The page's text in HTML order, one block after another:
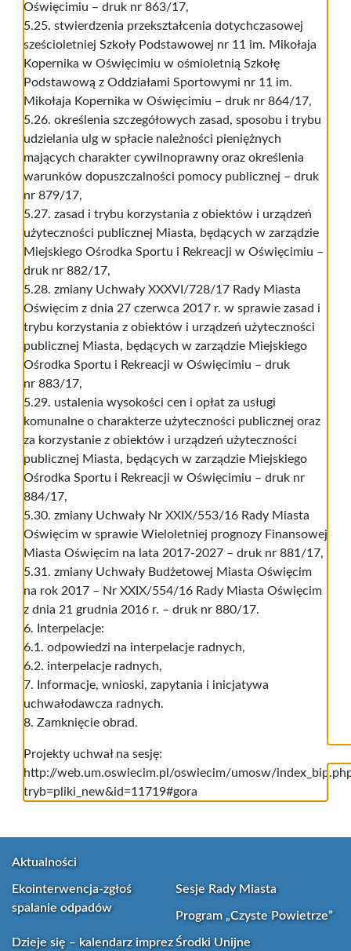
Oświęcimiu – druk nr 863/17,
5.25. stwierdzenia przekształcenia dotychczasowej
sześcioletniej Szkoły Podstawowej nr 11 im. Mikołaja
Kopernika w Oświęcimiu w ośmioletnią Szkołę
Podstawową z Oddziałami Sportowymi nr 11 im.
Mikołaja Kopernika w Oświęcimiu – druk nr 864/17,
5.26. określenia szczegółowych zasad, sposobu i trybu
udzielania ulg w spłacie należności pieniężnych
mających charakter cywilnoprawny oraz określenia
warunków dopuszczalności pomocy publicznej – druk
nr 879/17,
5.27. zasad i trybu korzystania z obiektów i urządzeń
użyteczności publicznej Miasta, będących w zarządzie
Miejskiego Ośrodka Sportu i Rekreacji w Oświęcimiu –
druk nr 882/17,
5.28. zmiany Uchwały XXXVI/728/17 Rady Miasta
Oświęcim z dnia 27 czerwca 2017 r. w sprawie zasad i
trybu korzystania z obiektów i urządzeń użyteczności
publicznej Miasta, będących w zarządzie Miejskiego
Ośrodka Sportu i Rekreacji w Oświęcimiu – druk
nr 883/17,
5.29. ustalenia wysokości cen i opłat za usługi
komunalne o charakterze użyteczności publicznej oraz
za korzystanie z obiektów i urządzeń użyteczności
publicznej Miasta, będących w zarządzie Miejskiego
Ośrodka Sportu i Rekreacji w Oświęcimiu – druk nr
884/17,
5.30. zmiany Uchwały Nr XXIX/553/16 Rady Miasta
Oświęcim w sprawie Wieloletniej prognozy Finansowej
Miasta Oświęcim na lata 2017-2027 – druk nr 881/17,
5.31. zmiany Uchwały Budżetowej Miasta Oświęcim
na rok 2017 – Nr XXIX/554/16 Rady Miasta Oświęcim
z dnia 21 grudnia 2016 r. – druk nr 880/17.
6. Interpelacje:
6.1. odpowiedzi na interpelacje radnych,
6.2. interpelacje radnych,
7. Informacje, wnioski, zapytania i inicjatywa
uchwałodawcza radnych.
8. Zamknięcie obrad.
Projekty uchwał na sesję:
http://web.um.oswiecim.pl/oswiecim/umosw/
tryb=pliki_new&id=11719#gora
Aktualności
Ekointerwencja-zgłoś
spalanie odpadów
Sesje Rady Miasta
Program „Czyste Powietrze”
Dzieje się – kalendarz imprezŚrodki Unijne